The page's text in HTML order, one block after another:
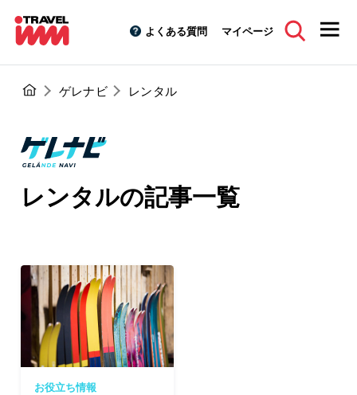
よくある質問 マイページ
ゲレナビ レンタル
レンタルの記事一覧
お役立ち情報